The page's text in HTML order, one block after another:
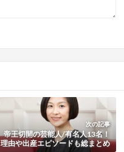
次の記事
帝王切開の芸能人/有名人13名！
理由や出産エピソードも総まとめ